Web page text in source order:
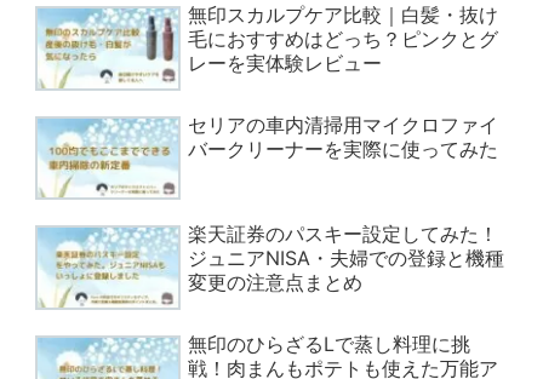
無印スカルプケア比較｜白髪・抜け
毛におすすめはどっち？ピンクとグ
レーを実体験レビュー
セリアの車内清掃用マイクロファイ
バークリーナーを実際に使ってみた
楽天証券のパスキー設定してみた！
ジュニアNISA・夫婦での登録と機種
変更の注意点まとめ
無印のひらざるLで蒸し料理に挑
戦！肉まんもポテトも使えた万能ア